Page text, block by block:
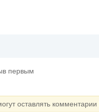
первым
оставлять комментарии